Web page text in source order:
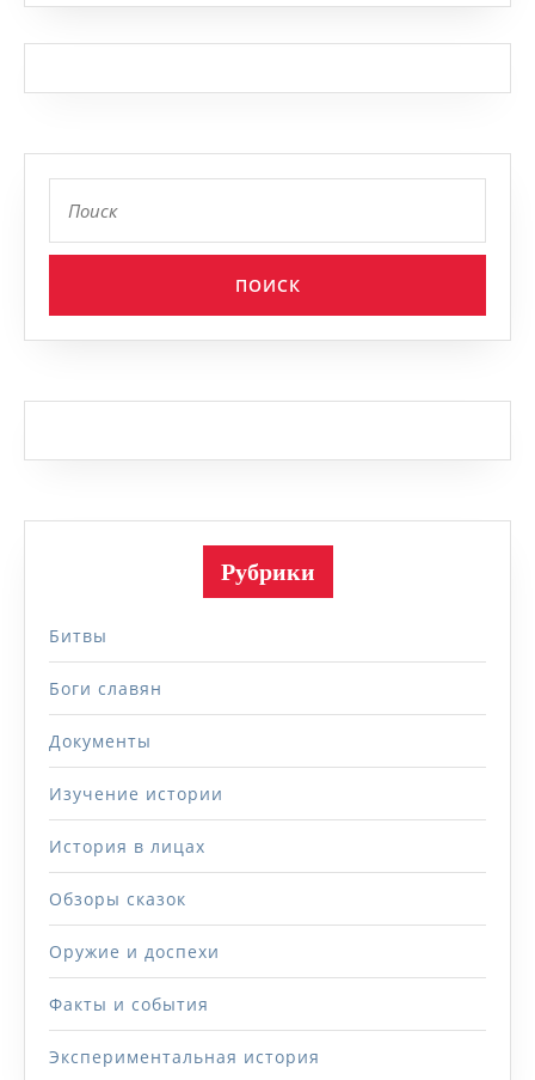
Рубрики
Битвы
Боги славян
Документы
Изучение истории
История в лицах
Обзоры сказок
Оружие и доспехи
Факты и события
Экспериментальная история